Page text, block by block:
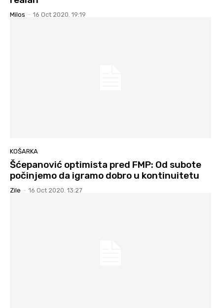
Milos - 16 Oct 2020. 19:19
KOŠARKA
Šćepanović optimista pred FMP: Od subote
počinjemo da igramo dobro u kontinuitetu
Zile - 16 Oct 2020. 13:27